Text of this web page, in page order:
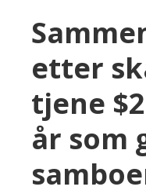
etter
tjene
år som